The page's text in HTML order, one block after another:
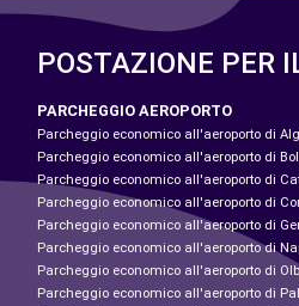
POSTAZIONE PER
PARCHEGGIO AEROPORTO
Parcheggio economico all'aeroporto di
Parcheggio economico all'aeroporto di
Parcheggio economico all'aeroporto di
Parcheggio economico all'aeroporto di
Parcheggio economico all'aeroporto di
Parcheggio economico all'aeroporto di
Parcheggio economico all'aeroporto di
Parcheggio economico all'aeroporto di